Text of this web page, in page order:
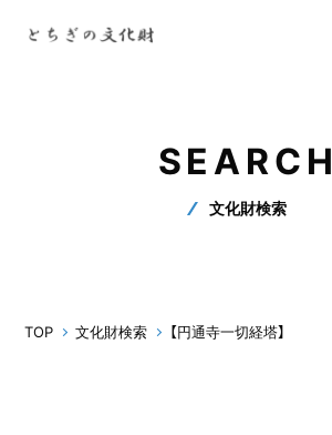
SEARCH
文化財検索
TOP 文化財検索 【円通寺一切経塔】